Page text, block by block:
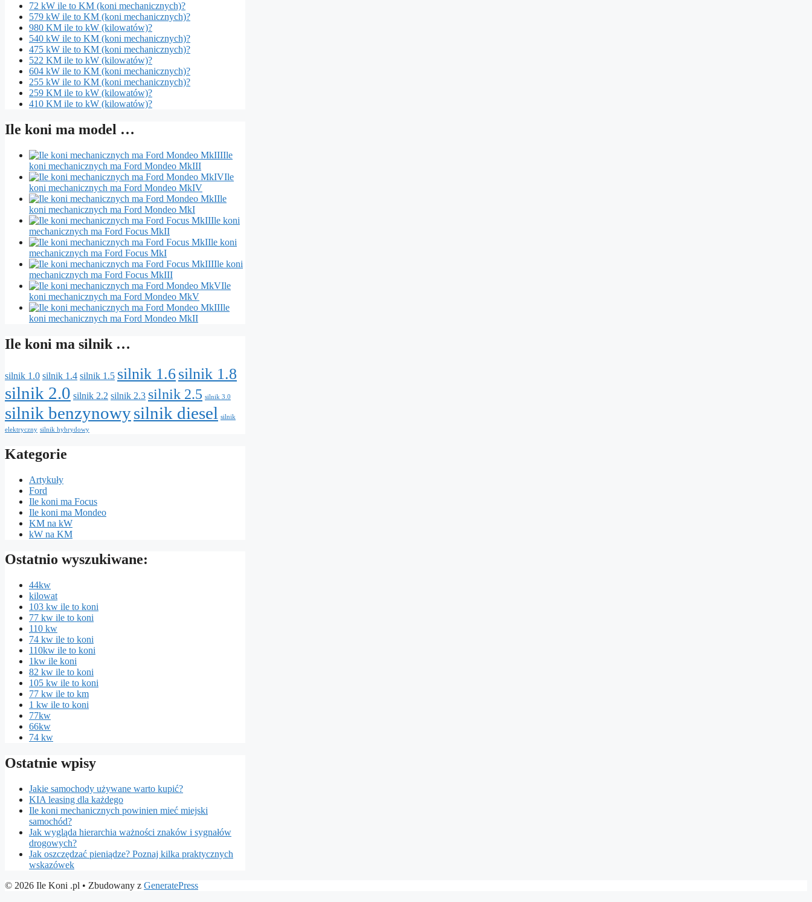
72 kW ile to KM (koni mechanicznych)?
579 kW ile to KM (koni mechanicznych)?
980 KM ile to kW (kilowatów)?
540 kW ile to KM (koni mechanicznych)?
475 kW ile to KM (koni mechanicznych)?
522 KM ile to kW (kilowatów)?
604 kW ile to KM (koni mechanicznych)?
255 kW ile to KM (koni mechanicznych)?
259 KM ile to kW (kilowatów)?
410 KM ile to kW (kilowatów)?
Ile koni ma model …
Ile
koni mechanicznych ma Ford Mondeo MkIII
Ile
koni mechanicznych ma Ford Mondeo MkIV
Ile
koni mechanicznych ma Ford Mondeo MkI
Ile koni
mechanicznych ma Ford Focus MkII
Ile koni
mechanicznych ma Ford Focus MkI
Ile koni
mechanicznych ma Ford Focus MkIII
Ile
koni mechanicznych ma Ford Mondeo MkV
Ile
koni mechanicznych ma Ford Mondeo MkII
Ile koni ma silnik …
silnik 1.0 silnik 1.4 silnik 1.5 silnik 1.6silnik 1.8
silnik 2.0 silnik 2.2 silnik 2.3 silnik 2.5 silnik 3.0
silnik benzynowysilnik diesel silnik
elektryczny silnik hybrydowy
Kategorie
Artykuły
Ford
Ile koni ma Focus
Ile koni ma Mondeo
KM na kW
kW na KM
Ostatnio wyszukiwane:
44kw
kilowat
103 kw ile to koni
77 kw ile to koni
110 kw
74 kw ile to koni
110kw ile to koni
1kw ile koni
82 kw ile to koni
105 kw ile to koni
77 kw ile to km
1 kw ile to koni
77kw
66kw
74 kw
Ostatnie wpisy
Jakie samochody używane warto kupić?
KIA leasing dla każdego
Ile koni mechanicznych powinien mieć miejski
samochód?
Jak wygląda hierarchia ważności znaków i sygnałów
drogowych?
Jak oszczędzać pieniądze? Poznaj kilka praktycznych
wskazówek
© 2026 Ile Koni .pl • Zbudowany z GeneratePress